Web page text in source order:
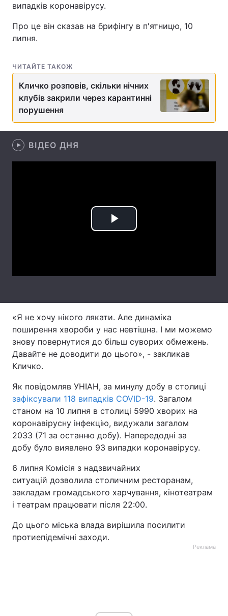
Україна
Економіка Світ
Зброя Інциденти
Здоров'я Туризм
Цікавинки
Тема оформлення
випадків коронавірусу.
Про це він сказав на брифінгу в п'ятницю, 10
липня.
ЧИТАЙТЕ ТАКОЖ
Кличко розповів, скільки нічних
клубів закрили через карантинні
порушення
ВІДЕО ДНЯ
Play
«Я не хочу нікого лякати. Але динаміка
поширення хвороби у нас невтішна. І ми можемо
знову повернутися до більш суворих обмежень.
Давайте не доводити до цього», - закликав
Кличко.
Як повідомляв УНІАН, за минулу добу в столиці
зафіксували 118 випадків COVID-19. Загалом
станом на 10 липня в столиці 5990 хворих на
коронавірусну інфекцію, видужали загалом
2033 (71 за останню добу). Напередодні за
добу було виявлено 93 випадки коронавірусу.
6 липня Комісія з надзвичайних
ситуацій дозволила столичним ресторанам,
закладам громадського харчування, кінотеатрам
і театрам працювати після 22:00.
До цього міська влада вирішила посилити
протиепідемічні заходи.
Реклама